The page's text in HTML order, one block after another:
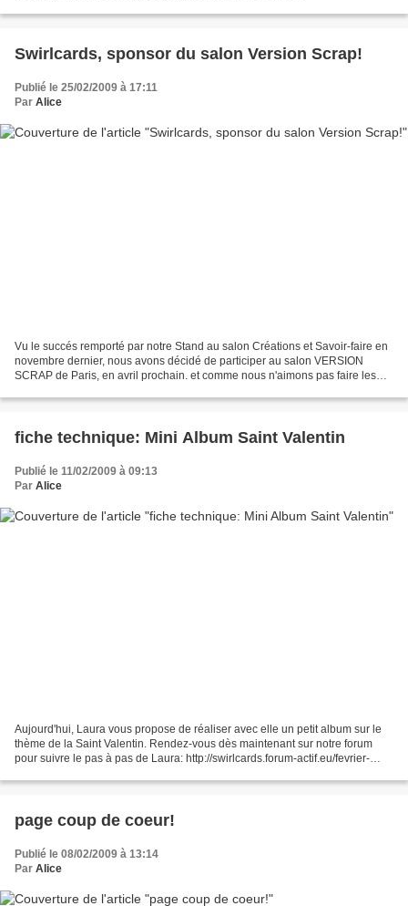
Swirlcards, sponsor du salon Version Scrap!
Publié le 25/02/2009 à 17:11
Par Alice
Vu le succés remporté par notre Stand au salon Créations et Savoir-faire en
novembre dernier, nous avons décidé de participer au salon VERSION
SCRAP de Paris, en avril prochain. et comme nous n'aimons pas faire les
fiche technique: Mini Album Saint Valentin
Publié le 11/02/2009 à 09:13
Par Alice
Aujourd'hui, Laura vous propose de réaliser avec elle un petit album sur le
thème de la Saint Valentin. Rendez-vous dès maintenant sur notre forum
pour suivre le pas à pas de Laura: http://swirlcards.forum-actif.eu/fevrier-
page coup de coeur!
Publié le 08/02/2009 à 13:14
Par Alice